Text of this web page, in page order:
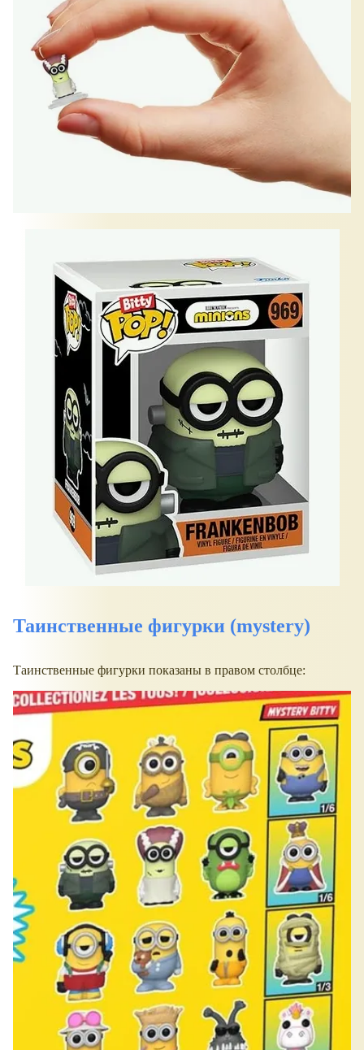
Таинственные фигурки (mystery)
Таинственные фигурки показаны в правом столбце: